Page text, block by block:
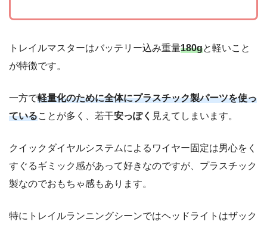
トレイルマスターはバッテリー込み重量180gと軽いこと
が特徴です。
一方で軽量化のために全体にプラスチック製パーツを使っ
ていることが多く、若干安っぽく 見えてしまいます。
クイックダイヤルシステムによるワイヤー固定は男心をく
すぐるギミック感があって好きなのですが、プラスチック
製なのでおもちゃ感もあります。
特にトレイルランニングシーンではヘッドライトはザック